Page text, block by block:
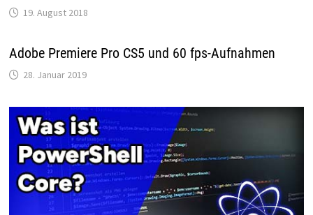
19. August 2018
Adobe Premiere Pro CS5 und 60 fps-Aufnahmen
28. Januar 2019